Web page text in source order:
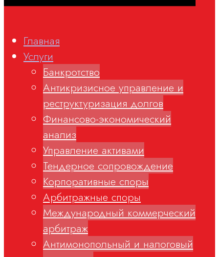
Главная
Услуги
Банкротство
Антикризисное управление и
реструктуризация долгов
Финансово-экономический
анализ
Управление активами
Тендерное сопровождение
Корпоративные споры
Арбитражные споры
Международный коммерческий
арбитраж
Антимонопольный и налоговый